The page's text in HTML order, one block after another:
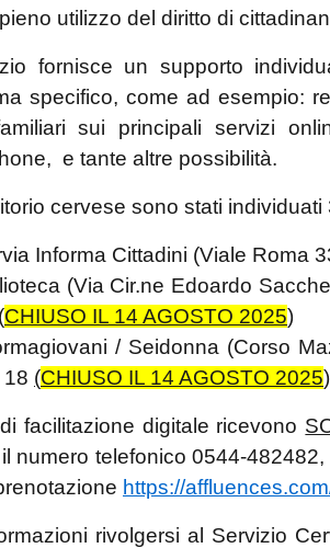
utilizzo del diritto di
fornisce un supporto
specifico, come ad esempio:
sui principali servizi
e tante altre possibilità.
cervese sono stati
Informa Cittadini (Viale Roma
(Via Cir.ne Edoardo
(CHIUSO IL 14 AGOSTO 2025)
/ Seidonna (Corso
18 (CHIUSO IL 14 AGOSTO 2025)
facilitazione digitale ricevono
numero telefonico 0544-
https://
rivolgersi al Servizio